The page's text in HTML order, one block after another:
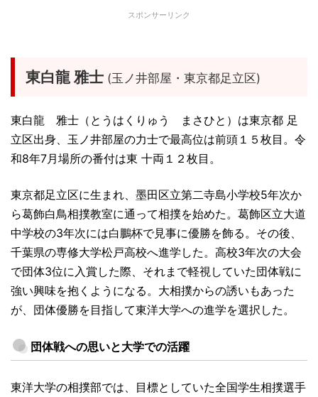
スポンサーリンク
東白龍 雅士 (玉ノ井部屋・東京都足立区)
東白龍 雅士（とうはくりゅう まさひと）は東京都 足
立区出身、玉ノ井部屋の力士で最高位は前頭１５枚目。令
和8年7月場所の番付は東 十両１２枚目。
東京都足立区に生まれ、墨田区立第二寺島小学校5年次か
ら葛飾白鳥相撲教室に通って相撲を始めた。葛飾区立大道
中学校の3年次には白鵬杯で見事に優勝を飾る。その後、
千葉県の専修大学松戸高校へ進学した。高校3年次の大会
で団体3位に入賞した際、それまで軽視していた団体戦に
強い興味を抱くようになる。大相撲からの誘いもあった
が、団体優勝を目指して東洋大学への進学を選択した。
団体戦への思いと大学での活躍
東洋大学の相撲部では、目標としていた全国学生相撲選手